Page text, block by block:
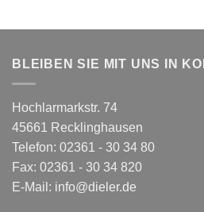
BLEIBEN SIE MIT UNS IN
Hochlarmarkstr. 74
45661 Recklinghausen
Telefon: 02361 - 30 34 80
Fax: 02361 - 30 34 820
E-Mail: info@dieler.de